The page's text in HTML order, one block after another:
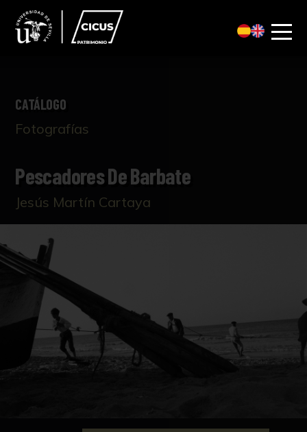
CATÁLOGO
Fotografías
Pescadores De Barbate
Jesús Martín Cartaya